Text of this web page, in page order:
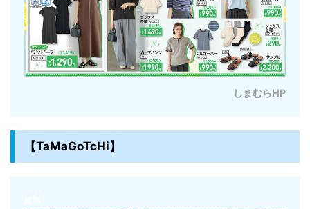
しまむらHP
【TaMaGoTcHi】